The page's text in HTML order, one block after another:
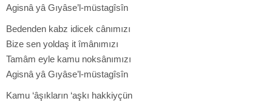
Agisnâ yâ Gıyâse’l-müstagîsîn
Bedenden kabz idicek cânımızı
Bize sen yoldaş it îmânımızı
Tamâm eyle kamu noksânımızı
Agisnâ yâ Gıyâse’l-müstagîsîn
Kamu ‘âşıkların ‘aşkı hakkiyçün